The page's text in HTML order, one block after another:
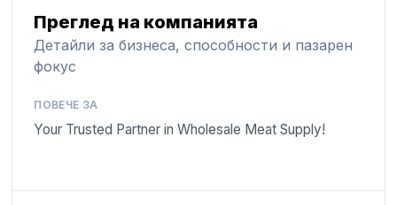
Преглед на компанията
Детайли за бизнеса, способности и пазарен
фокус
ПОВЕЧЕ ЗА
Your Trusted Partner in Wholesale Meat Supply!